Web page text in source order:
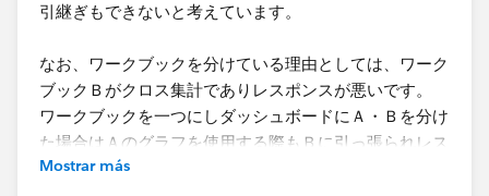
引継ぎもできないと考えています。
なお、ワークブックを分けている理由としては、ワーク
ブックＢがクロス集計でありレスポンスが悪いです。
ワークブックを一つにしダッシュボードにＡ・Ｂを分け
た場合はＡのグラフを使用する際もＢに引っ張られレス
ポンスが遅くなると感じています。
Mostrar más